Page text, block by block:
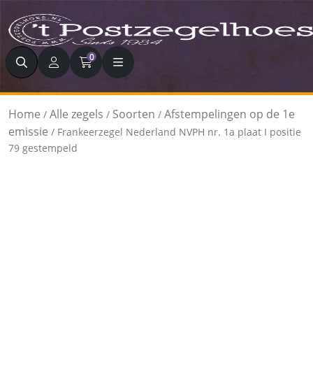
Zoeken 0
Home / Alle zegels / Soorten / Afstempelingen op de 1e
emissie / Frankeerzegel Nederland NVPH nr. 1a plaat I positie
79 gestempeld